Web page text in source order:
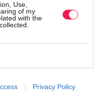
Use,
of my
with the
Privacy Policy